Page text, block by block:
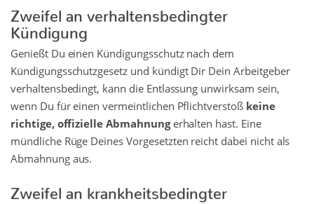
Zweifel an verhaltensbedingter
Kündigung
Genießt Du einen Kündigungsschutz nach dem
Kündigungsschutzgesetz und kündigt Dir Dein Arbeitgeber
verhaltensbedingt, kann die Entlassung unwirksam sein,
wenn Du für einen vermeintlichen Pflichtverstoß keine
richtige, offizielle Abmahnungerhalten hast. Eine
mündliche Rüge Deines Vorgesetzten reicht dabei nicht als
Abmahnung aus.
Zweifel an krankheitsbedingter